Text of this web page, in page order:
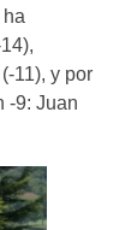
11), y por
-9: Juan